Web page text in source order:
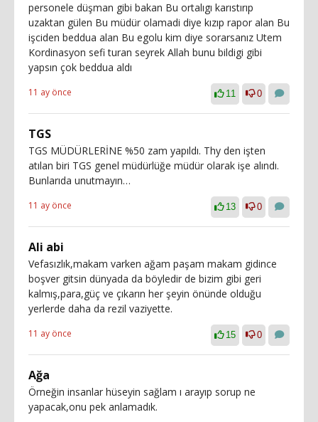
personele düşman gibi bakan Bu ortalıgı karıstırıp
uzaktan gülen Bu müdür olamadi diye kızıp rapor alan Bu
işciden beddua alan Bu egolu kim diye sorarsanız Utem
Kordinasyon sefi turan seyrek Allah bunu bildigi gibi
yapsın çok beddua aldı
11 ay önce 11 0
TGS
TGS MÜDÜRLERİNE %50 zam yapıldı. Thy den işten
atılan biri TGS genel müdürlüğe müdür olarak işe alındı.
Bunlarıda unutmayın…
11 ay önce 13 0
Ali abi
Vefasızlık,makam varken ağam paşam makam gidince
boşver gitsin dünyada da böyledir de bizim gibi geri
kalmış,para,güç ve çıkarın her şeyin önünde olduğu
yerlerde daha da rezil vaziyette.
11 ay önce 15 0
Ağa
Örneğin insanlar hüseyin sağlam ı arayıp sorup ne
yapacak,onu pek anlamadık.